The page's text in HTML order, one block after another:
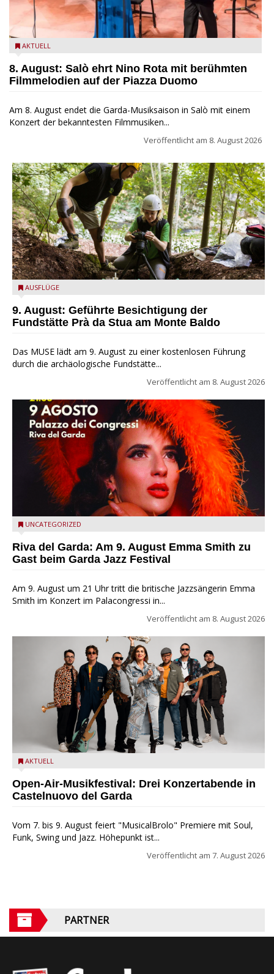
Estate Musicale del Garda: Salò ehrt Nino Rota
AKTUELL
8. August: Salò ehrt Nino Rota mit berühmten
Filmmelodien auf der Piazza Duomo
Am 8. August endet die Garda-Musiksaison in Salò mit einem
Konzert der bekanntesten Filmmusiken...
Veröffentlicht am 8. August 2026
die archäologische Fundstätte Riparo Prà da Stua am Monte
AUSFLÜGE
9. August: Geführte Besichtigung der
Fundstätte Prà da Stua am Monte Baldo
Das MUSE lädt am 9. August zu einer kostenlosen Führung
durch die archäologische Fundstätte...
Veröffentlicht am 8. August 2026
Riva del Garda - Emma Smith zu Gast beim Garda Jazz
UNCATEGORIZED
Riva del Garda: Am 9. August Emma Smith zu
Gast beim Garda Jazz Festival
Am 9. August um 21 Uhr tritt die britische Jazzsängerin Emma
Smith im Konzert im Palacongressi in...
Veröffentlicht am 8. August 2026
Castelnuovo del Garda: Die "Dirotta su Cuba" zu Gast beim
AKTUELL
Open-Air-Musikfestival: Drei Konzertabende in
Castelnuovo del Garda
Vom 7. bis 9. August feiert "MusicalBrolo" Premiere mit Soul,
Funk, Swing und Jazz. Höhepunkt ist...
Veröffentlicht am 7. August 2026
PARTNER